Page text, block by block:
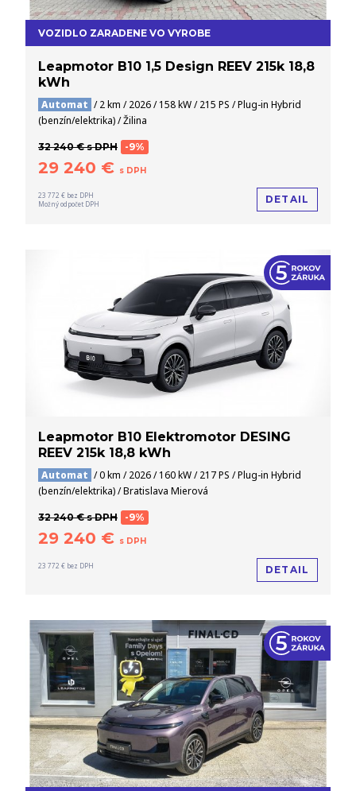
VOZIDLO ZARADENE VO VYROBE
Leapmotor B10 1,5 Design REEV 215k 18,8
kWh
Automat / 2 km / 2026 / 158 kW / 215 PS / Plug-in Hybrid
(benzín/elektrika) / Žilina
32 240 € s DPH -9%
29 240 € s DPH
23 772 € bez DPH
Možný odpočet DPH
DETAIL
Leapmotor B10 Elektromotor DESING
REEV 215k 18,8 kWh
Automat / 0 km / 2026 / 160 kW / 217 PS / Plug-in Hybrid
(benzín/elektrika) / Bratislava Mierová
32 240 € s DPH -9%
29 240 € s DPH
23 772 € bez DPH DETAIL